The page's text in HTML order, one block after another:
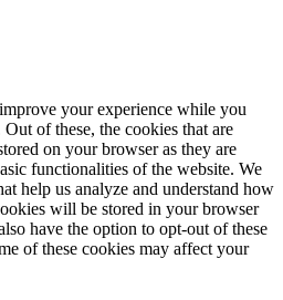
your experience while you
of these, the cookies that are
on your browser as they are
functionalities of the website. We
help us analyze and understand how
will be stored in your browser
have the option to opt-out of these
of these cookies may affect your